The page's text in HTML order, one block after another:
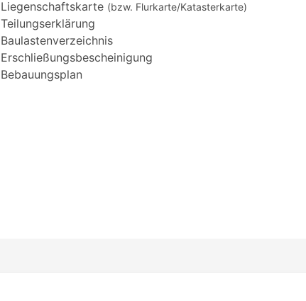
Liegenschaftskarte (bzw. Flurkarte/Katasterkarte)
Teilungserklärung
Baulastenverzeichnis
Erschließungsbescheinigung
Bebauungsplan